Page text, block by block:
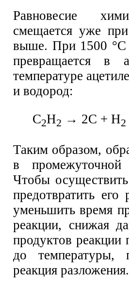
Равновесие
смещается уже
выше. При 1500 °С
превращается в
температуре
и водород:
С2Н2 → 2С + Н2
Таким образом,
в промежуточной
Чтобы
предотвратить
уменьшить время
реакции, снижая
продуктов реакции
до температуры,
реакция разложения.